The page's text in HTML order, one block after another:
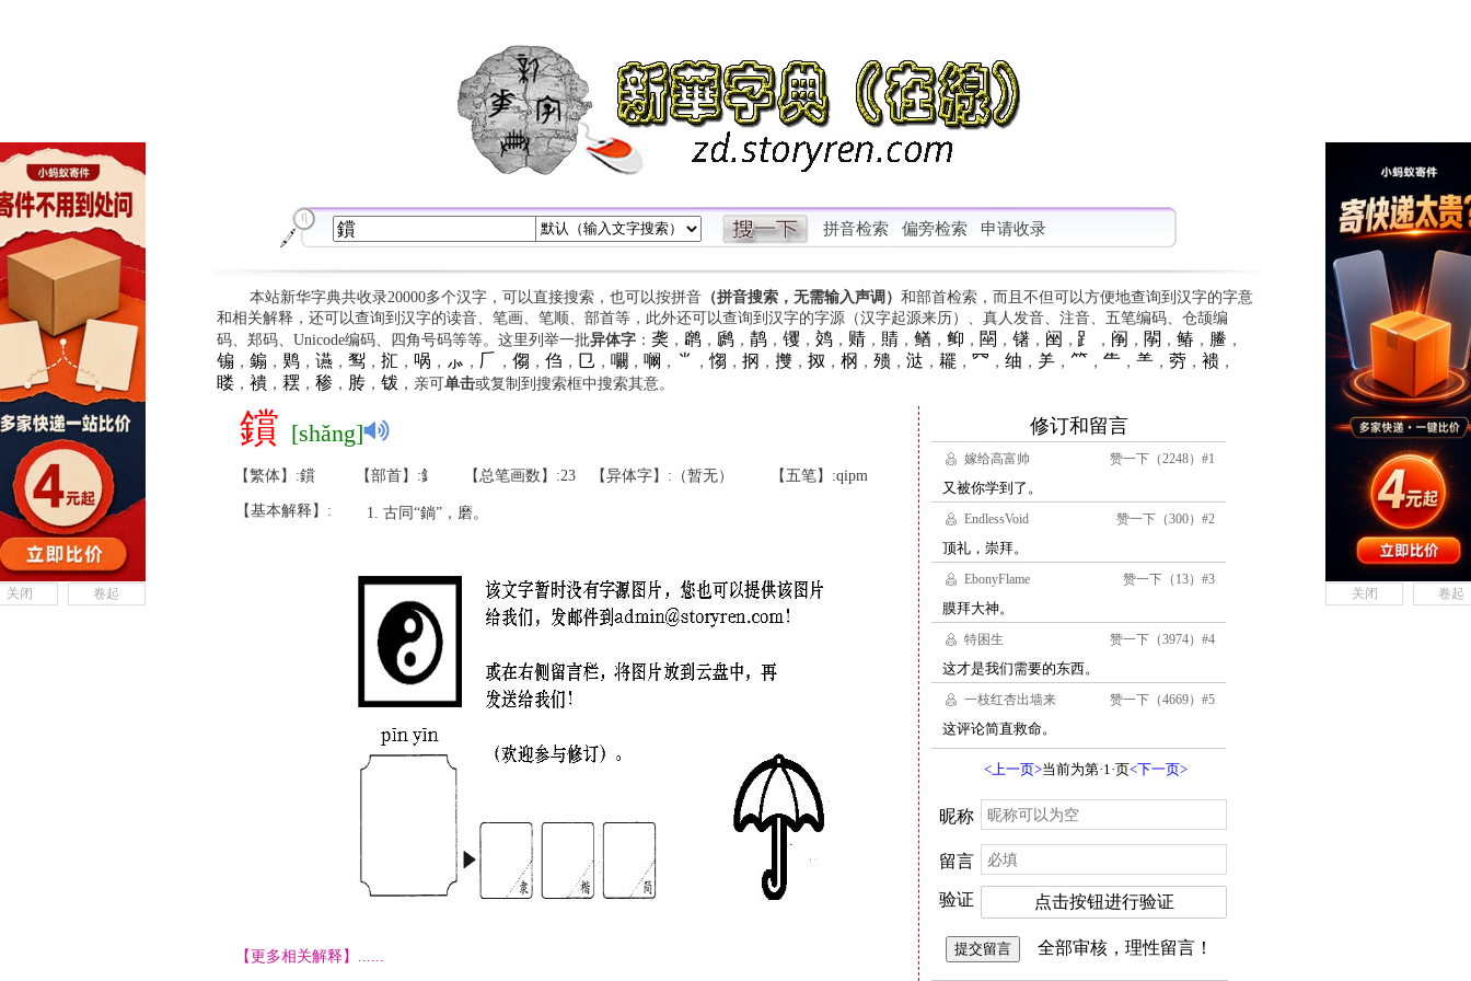
拼音检索 偏旁检索 申请收录
本站新华字典共收录20000多个汉字，可以直接搜索，也可以按拼音（拼音搜索，无需输入声调） 和部首检索，而且不但可以方便地查询到汉字的字意
和相关解释，还可以查询到汉字的读音、笔画、笔顺、部首等，此外还可以查询到汉字的字源（汉字起源来历）、真人发音、注音、五笔编码、仓颉编
码、郑码、Unicode编码、四角号码等等。这里列举一批异体字： 䶮 ， 䴙， 䴘， 䴖， 䦆， 䴔， 䞍， 䝼， 䲡 ， 䲟 ， 䦟 ， 䦃， 䦷 ， ⻊ ， 䦶 ， 䦛 ， 䲠 ， 䲢 ，
䦂 ， 䥇 ， 䴗， 䜩， 䴕， 㧟 ， 㖞 ， ⺗ ， 𠂆 ， 㑳 ， 㑇 ， 㔾 ， 㘚 ， 㘎 ， ⺌ ， 㥮 ， 㧏 ， 㩳， 㧐 ， 㭎 ， 㱮， 㳠 ， 䎱 ， ⺳ ， 䌷 ， ⺶， ⺮ ， ⺧， ⺷， 䓖， 䙌，
䁖， 䙡， 䎬 ， 䅟， 䏝， 䥽，亲可单击或复制到搜索框中搜索其意。
鑜 [shǎng]
【繁体】:鑜 【部首】:釒 【总笔画数】:23 【异体字】:（暂无） 【五笔】:qipm
【基本解释】: 古同“鋿”，磨。
【更多相关解释】......
关闭 卷起 关闭 卷起